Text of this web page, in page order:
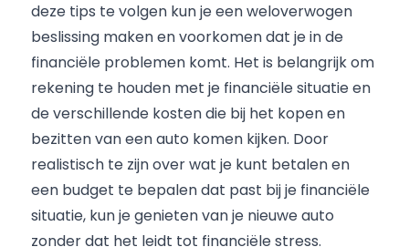
deze tips te volgen kun je een weloverwogen
beslissing maken en voorkomen dat je in de
financiële problemen komt. Het is belangrijk om
rekening te houden met je financiële situatie en
de verschillende kosten die bij het kopen en
bezitten van een auto komen kijken. Door
realistisch te zijn over wat je kunt betalen en
een budget te bepalen dat past bij je financiële
situatie, kun je genieten van je nieuwe auto
zonder dat het leidt tot financiële stress.